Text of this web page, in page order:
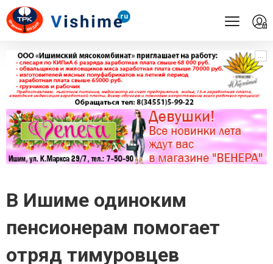
...
...
В Ишиме одиноким
пенсионерам помогает
отряд тимуровцев